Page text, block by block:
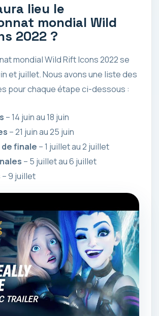
lieu le
mondial Wild
2022 ?
mondial Wild Rift Icons 2022 se
et juillet. Nous avons une liste des
pour chaque étape ci-dessous :
– 14 juin au 18 juin
– 21 juin au 25 juin
finale – 1 juillet au 2 juillet
– 5 juillet au 6 juillet
– 9 juillet